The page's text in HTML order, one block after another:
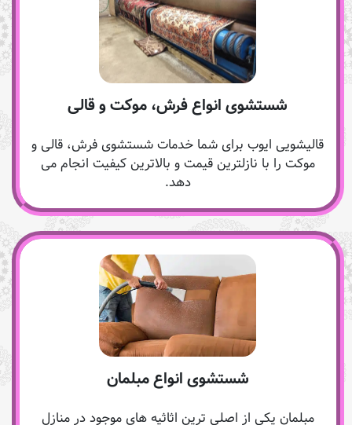
شستشوی انواع فرش، موکت و قالی
قالیشویی ایوب برای شما خدمات شستشوی فرش، قالی و
موکت را با نازلترین قیمت و بالاترین کیفیت انجام می
دهد.
شستشوی انواع مبلمان
مبلمان یکی از اصلی ترین اثاثیه های موجود در منازل